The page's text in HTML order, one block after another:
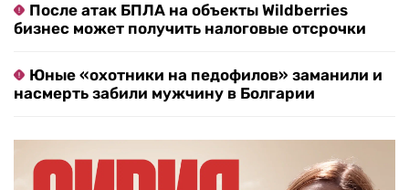
После атак БПЛА на объекты Wildberries
бизнес может получить налоговые отсрочки
Юные «охотники на педофилов» заманили и
насмерть забили мужчину в Болгарии